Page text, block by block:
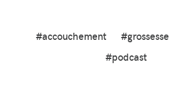
#accouchement #grossesse
#podcast